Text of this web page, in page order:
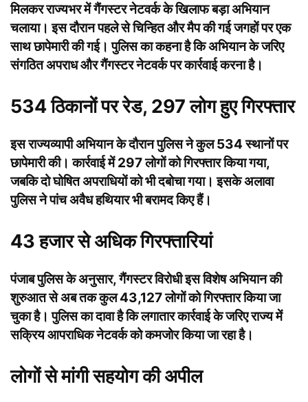
मिलकर राज्यभर में गैंगस्टर नेटवर्क के खिलाफ बड़ा अभियान
चलाया। इस दौरान पहले से चिन्हित और मैप की गई जगहों पर एक
साथ छापेमारी की गई। पुलिस का कहना है कि अभियान के जरिए
संगठित अपराध और गैंगस्टर नेटवर्क पर कार्रवाई करना है।
534 ठिकानों पर रेड, 297 लोग हुए गिरफ्तार
इस राज्यव्यापी अभियान के दौरान पुलिस ने कुल 534 स्थानों पर
छापेमारी की। कार्रवाई में 297 लोगों को गिरफ्तार किया गया,
जबकि दो घोषित अपराधियों को भी दबोचा गया। इसके अलावा
पुलिस ने पांच अवैध हथियार भी बरामद किए हैं।
43 हजार से अधिक गिरफ्तारियां
पंजाब पुलिस के अनुसार, गैंगस्टर विरोधी इस विशेष अभियान की
शुरुआत से अब तक कुल 43,127 लोगों को गिरफ्तार किया जा
चुका है। पुलिस का दावा है कि लगातार कार्रवाई के जरिए राज्य में
सक्रिय आपराधिक नेटवर्क को कमजोर किया जा रहा है।
लोगों से मांगी सहयोग की अपील